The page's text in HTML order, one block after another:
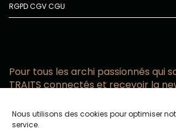
Nous utilisons des cookies pour optimiser
service.
RGPDCGVCGU
Pour tous les archi passionnés qui
TRAITS connectés et recevoir la
email